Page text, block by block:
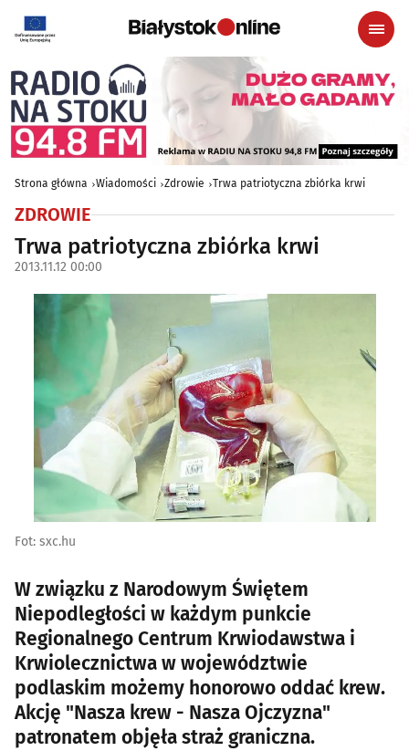
Strona główna Wiadomości Zdrowie Trwa patriotyczna zbiórka krwi
ZDROWIE
Trwa patriotyczna zbiórka krwi
2013.11.12 00:00
Fot: sxc.hu
W związku z Narodowym Świętem
Niepodległości w każdym punkcie
Regionalnego Centrum Krwiodawstwa i
Krwiolecznictwa w województwie
podlaskim możemy honorowo oddać krew.
Akcję "Nasza krew - Nasza Ojczyzna"
patronatem objęła straż graniczna.